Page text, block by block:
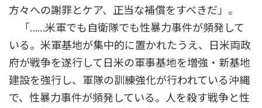
方々への謝罪とケア、正当な補償をすべきだ」。
「……米軍でも自衛隊でも性暴力事件が頻発して
いる。米軍基地が集中的に置かれたうえ、日米両政
府が戦争を遂行して日米の軍事基地を増強・新基地
建設を強行し、軍隊の訓練強化が行われている沖縄
で、性暴力事件が頻発している。人を殺す戦争と性